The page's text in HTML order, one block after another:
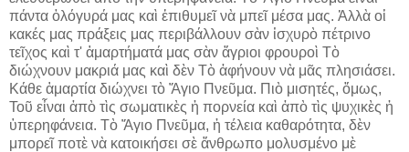
πάντα ὁλόγυρά μας καὶ ἐπιθυμεῖ νὰ μπεῖ μέσα μας. Ἀλλὰ οἱ
κακές μας πράξεις μας περιβάλλουν σὰν ἰσχυρὸ πέτρινο
τεῖχος καὶ τ' ἁμαρτήματά μας σὰν ἄγριοι φρουροὶ Τὸ
διώχνουν μακριά μας καὶ δὲν Τὸ ἀφήνουν νὰ μᾶς πλησιάσει.
Κάθε ἁμαρτία διώχνει τὸ Ἅγιο Πνεῦμα. Πιὸ μισητές, ὅμως,
Τοῦ εἶναι ἀπὸ τὶς σωματικὲς ἡ πορνεία καὶ ἀπὸ τὶς ψυχικὲς ἡ
ὑπερηφάνεια. Τὸ Ἅγιο Πνεῦμα, ἡ τέλεια καθαρότητα, δὲν
μπορεῖ ποτὲ νὰ κατοικήσει σὲ ἄνθρωπο μολυσμένο μὲ